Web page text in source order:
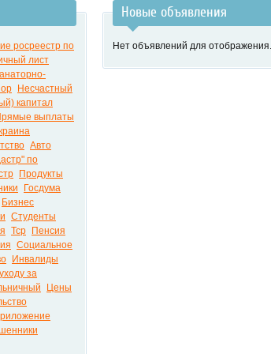
росреестр по
лист
Несчастный
капитал
выплаты
Авто
по
Продукты
Госдума
Бизнес
Студенты
Тср
Пенсия
Социальное
Инвалиды
за
Цены
Новые объявления
Нет объявлений для отображения.